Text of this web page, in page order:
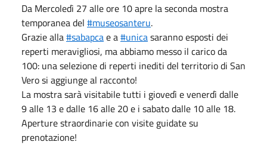
Da Mercoledì 27 alle ore 10 apre la seconda mostra
temporanea del #museosanteru.
Grazie alla#sabapcae a#unicasaranno esposti dei
reperti meravigliosi, ma abbiamo messo il carico da
100: una selezione di reperti inediti del territorio di San
Vero si aggiunge al racconto!
La mostra sarà visitabile tutti i giovedì e venerdì dalle
9 alle 13 e dalle 16 alle 20 e i sabato dalle 10 alle 18.
Aperture straordinarie con visite guidate su
prenotazione!